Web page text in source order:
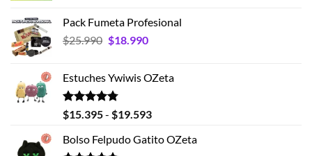
era:
$19.990.
es:
$15.990.
Pack Fumeta Profesional
$25.990 El
era:
$25.990.
$18.990El
es:
Estuches Ywiwis OZeta
Valorado
con
de 5
$15.395- $19.593Rango
precios:
Bolso Felpudo Gatito OZeta